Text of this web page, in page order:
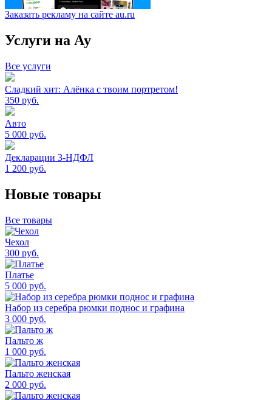
Заказать рекламу на сайте au.ru
Услуги на Ау
Все услуги
Сладкий хит: Алёнка с твоим портретом!
350 руб.
Авто
5 000 руб.
Декларации 3-НДФЛ
1 200 руб.
Новые товары
Все товары
Чехол
300 руб.
Платье
5 000 руб.
Набор из серебра рюмки поднос и графина
3 000 руб.
Пальто ж
1 000 руб.
Пальто женская
2 000 руб.